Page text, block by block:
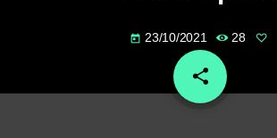
today 23/10/2021 28
share
email